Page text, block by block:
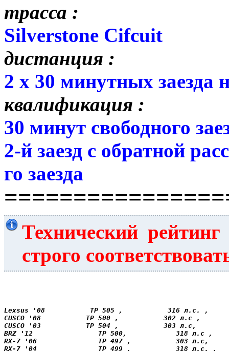
трасса :
Silverstone Cifcuit
дистанция :
2 х 30 минутных заезда
квалификация :
30 минут свободного
2-й заезд с обратной
го заезда
Технический
строго
Lexsus '08           ТР 505 ,           316 л.с. ,
CUSCO '08           ТР 500 ,           302 л.с ,
CUSCO '03           ТР 504 ,           303 л.с,
BRZ '12                ТР 500,            318 л.с ,
RX-7 '06               ТР 497 ,           303 л.с,
RX-7 '04               ТР 499 ,           318 л.с. ,